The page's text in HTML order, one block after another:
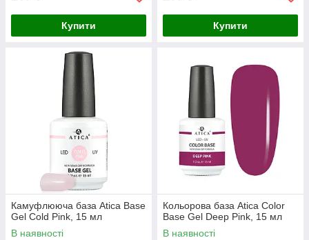
Купити Купити
Камуфлююча база Atica Base
Gel Сold Pink, 15 мл
В наявності
Кольорова база Atica Color
Base Gel Deep Pink, 15 мл
В наявності